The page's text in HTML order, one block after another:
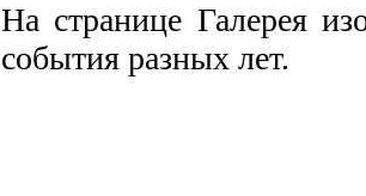
На странице Галерея
события разных лет.